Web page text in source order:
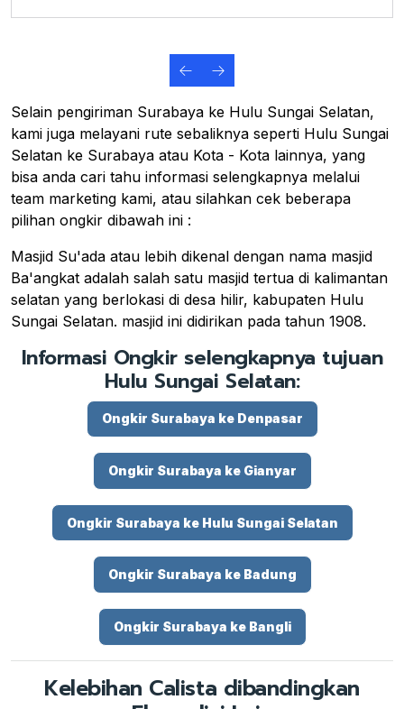
Selain pengiriman Surabaya ke Hulu Sungai Selatan,
kami juga melayani rute sebaliknya seperti Hulu Sungai
Selatan ke Surabaya atau Kota - Kota lainnya, yang
bisa anda cari tahu informasi selengkapnya melalui
team marketing kami, atau silahkan cek beberapa
pilihan ongkir dibawah ini :
Masjid Su'ada atau lebih dikenal dengan nama masjid
Ba'angkat adalah salah satu masjid tertua di kalimantan
selatan yang berlokasi di desa hilir, kabupaten Hulu
Sungai Selatan. masjid ini didirikan pada tahun 1908.
Informasi Ongkir selengkapnya tujuan
Hulu Sungai Selatan:
Ongkir Surabaya ke Denpasar
Ongkir Surabaya ke Gianyar
Ongkir Surabaya ke Hulu Sungai Selatan
Ongkir Surabaya ke Badung
Ongkir Surabaya ke Bangli
Kelebihan Calista dibandingkan